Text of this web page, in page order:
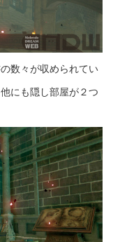
数々が収められてい
にも隠し部屋が２つ